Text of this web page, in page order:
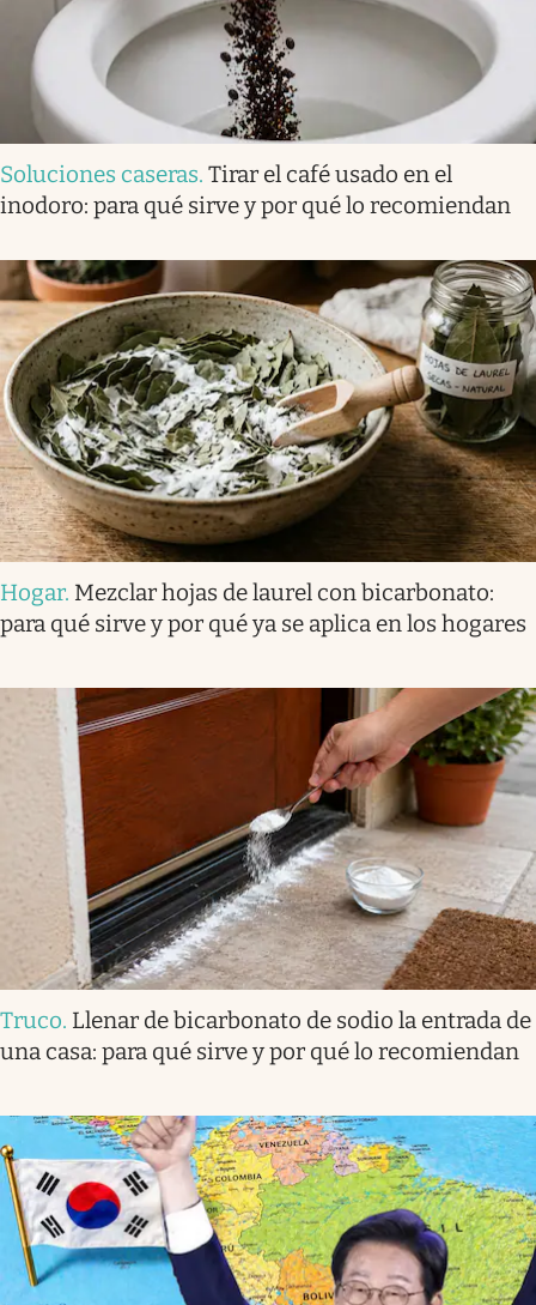
Soluciones caseras. Tirar el café usado en el
inodoro: para qué sirve y por qué lo recomiendan
Hogar. Mezclar hojas de laurel con bicarbonato:
para qué sirve y por qué ya se aplica en los hogares
Truco. Llenar de bicarbonato de sodio la entrada de
una casa: para qué sirve y por qué lo recomiendan